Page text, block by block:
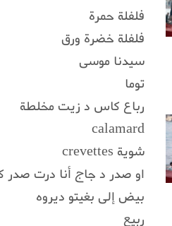
فلفلة حمرة
فلفلة خضرة ورق
سيدنا موسى
توما
رباع كاس د زيت مخلطة
calamard
شوية crevettes
او صدر د جاج أنا درت
بيض إلى بغيتو ديروه
ربيع